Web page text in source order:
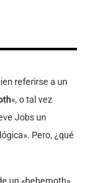
referirse a un
«, o tal vez
Jobs un
Pero, ¿qué
un «behemoth»